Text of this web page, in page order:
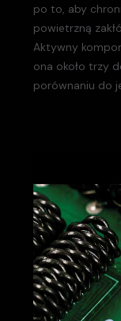
po to, aby
powietrzną
Aktywny
ona około trzy
porównaniu do